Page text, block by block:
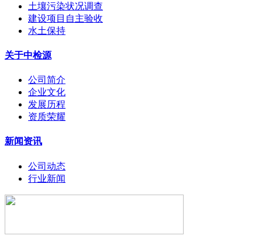
土壤污染状况调查
建设项目自主验收
水土保持
关于中检源
公司简介
企业文化
发展历程
资质荣耀
新闻资讯
公司动态
行业新闻